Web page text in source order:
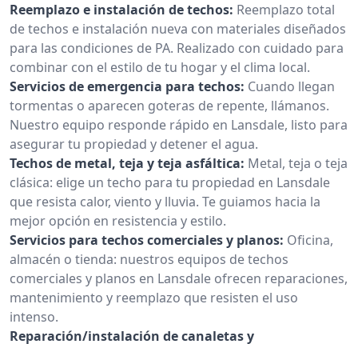
Reemplazo e instalación de techos: Reemplazo total
de techos e instalación nueva con materiales diseñados
para las condiciones de PA. Realizado con cuidado para
combinar con el estilo de tu hogar y el clima local.
Servicios de emergencia para techos: Cuando llegan
tormentas o aparecen goteras de repente, llámanos.
Nuestro equipo responde rápido en Lansdale, listo para
asegurar tu propiedad y detener el agua.
Techos de metal, teja y teja asfáltica: Metal, teja o teja
clásica: elige un techo para tu propiedad en Lansdale
que resista calor, viento y lluvia. Te guiamos hacia la
mejor opción en resistencia y estilo.
Servicios para techos comerciales y planos: Oficina,
almacén o tienda: nuestros equipos de techos
comerciales y planos en Lansdale ofrecen reparaciones,
mantenimiento y reemplazo que resisten el uso
intenso.
Reparación/instalación de canaletas y